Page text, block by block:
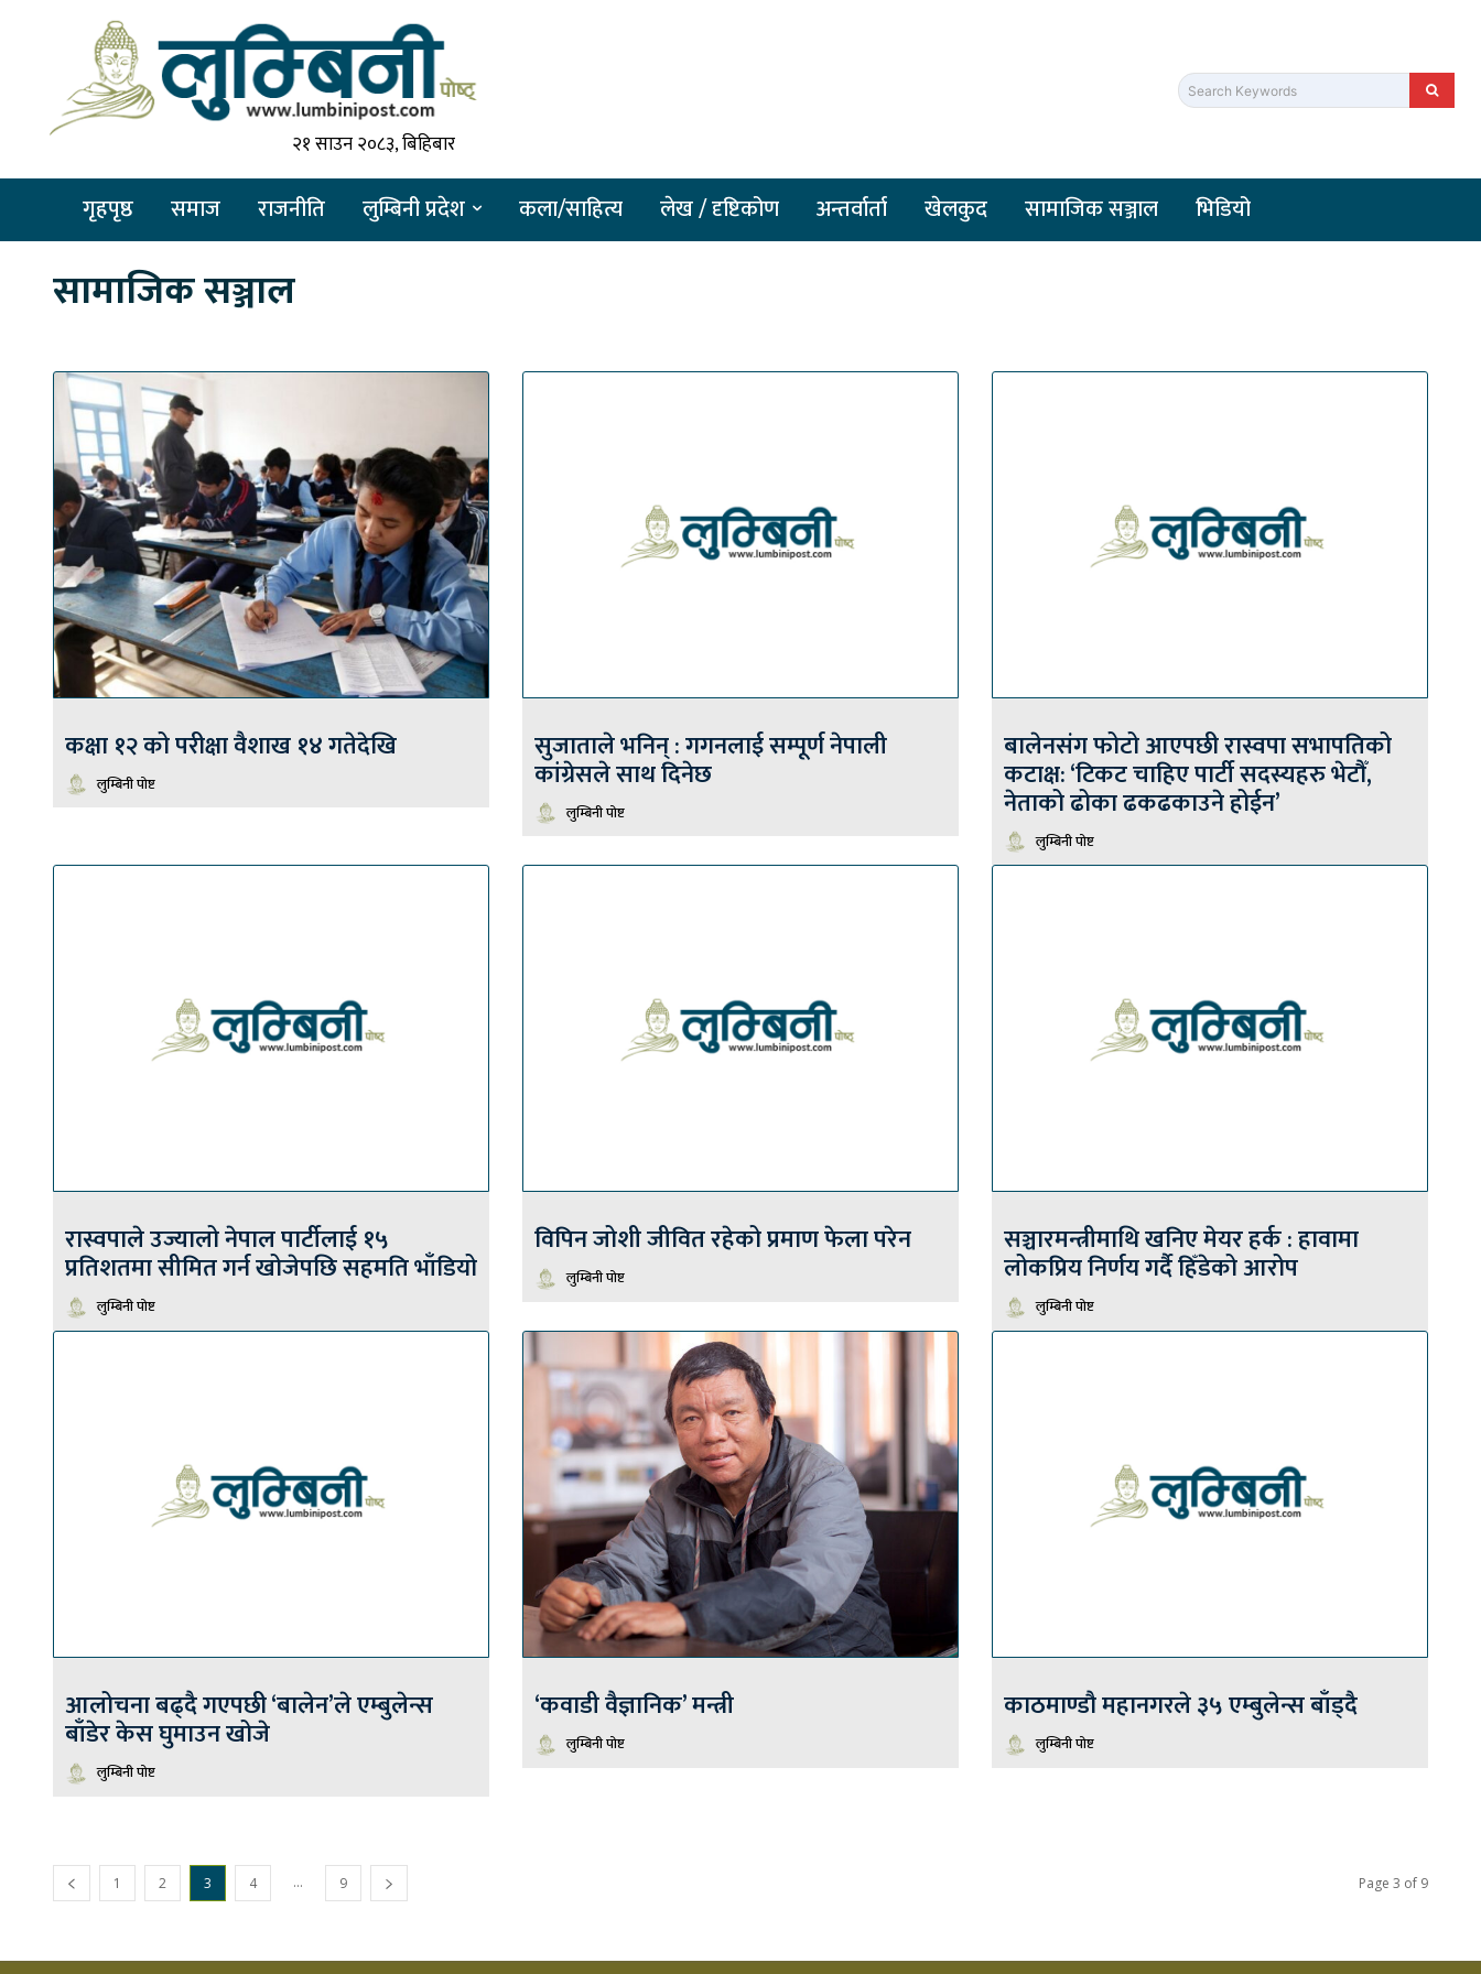
२१ साउन २०८३, बिहिबार
Search Keywords
गृहपृष्ठ समाज राजनीति लुम्बिनी प्रदेश कला/साहित्य लेख / दृष्टिकोण अन्तर्वार्ता खेलकुद सामाजिक सञ्जाल भिडियो
सामाजिक सञ्जाल
कक्षा १२ को परीक्षा वैशाख १४ गतेदेखि
लुम्बिनी पोष्ट
सुजाताले भनिन् : गगनलाई सम्पूर्ण नेपाली
कांग्रेसले साथ दिनेछ
लुम्बिनी पोष्ट
बालेनसंग फोटो आएपछी रास्वपा सभापतिको
कटाक्ष: ‘टिकट चाहिए पार्टी सदस्यहरु भेटौँ,
नेताको ढोका ढकढकाउने होईन’
लुम्बिनी पोष्ट
रास्वपाले उज्यालो नेपाल पार्टीलाई १५
प्रतिशतमा सीमित गर्न खोजेपछि सहमति भाँडियो
लुम्बिनी पोष्ट
विपिन जोशी जीवित रहेको प्रमाण फेला परेन
लुम्बिनी पोष्ट
सञ्चारमन्त्रीमाथि खनिए मेयर हर्क : हावामा
लोकप्रिय निर्णय गर्दै हिँडेको आरोप
लुम्बिनी पोष्ट
आलोचना बढ्दै गएपछी ‘बालेन’ले एम्बुलेन्स
बाँडेर केस घुमाउन खोजे
लुम्बिनी पोष्ट
‘कवाडी वैज्ञानिक’ मन्त्री
लुम्बिनी पोष्ट
काठमाण्डौ महानगरले ३५ एम्बुलेन्स बाँड्दै
लुम्बिनी पोष्ट
1 2 3 4 ... 9 Page 3 of 9